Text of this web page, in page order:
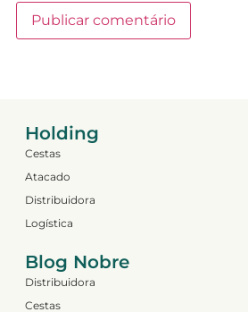
Holding
Cestas
Atacado
Distribuidora
Logística
Blog Nobre
Distribuidora
Cestas